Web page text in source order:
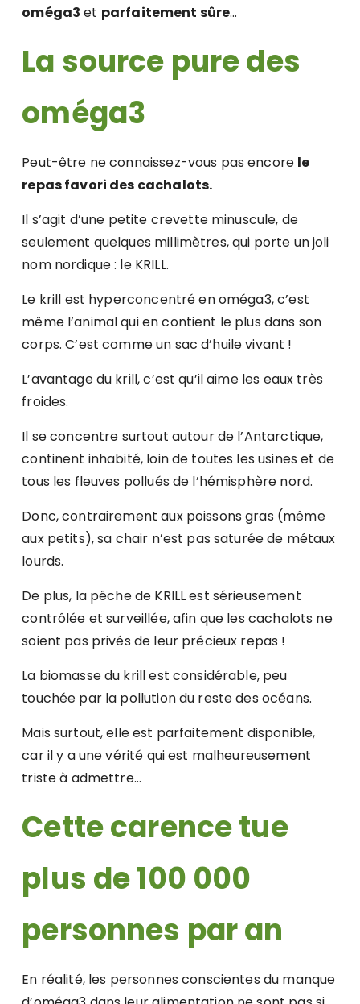
oméga3 et parfaitement sûre…
La source pure des
oméga3
Peut-être ne connaissez-vous pas encore le
repas favori des cachalots.
Il s’agit d’une petite crevette minuscule, de
seulement quelques millimètres, qui porte un joli
nom nordique : le KRILL.
Le krill est hyperconcentré en oméga3, c’est
même l’animal qui en contient le plus dans son
corps. C’est comme un sac d’huile vivant !
L’avantage du krill, c’est qu’il aime les eaux très
froides.
Il se concentre surtout autour de l’Antarctique,
continent inhabité, loin de toutes les usines et de
tous les fleuves pollués de l’hémisphère nord.
Donc, contrairement aux poissons gras (même
aux petits), sa chair n’est pas saturée de métaux
lourds.
De plus, la pêche de KRILL est sérieusement
contrôlée et surveillée, afin que les cachalots ne
soient pas privés de leur précieux repas !
La biomasse du krill est considérable, peu
touchée par la pollution du reste des océans.
Mais surtout, elle est parfaitement disponible,
car il y a une vérité qui est malheureusement
triste à admettre…
Cette carence tue
plus de 100 000
personnes par an
En réalité, les personnes conscientes du manque